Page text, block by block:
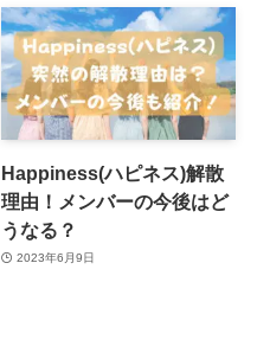
Happiness(ハピネス)解散
理由！メンバーの今後はど
うなる？
2023年6月9日